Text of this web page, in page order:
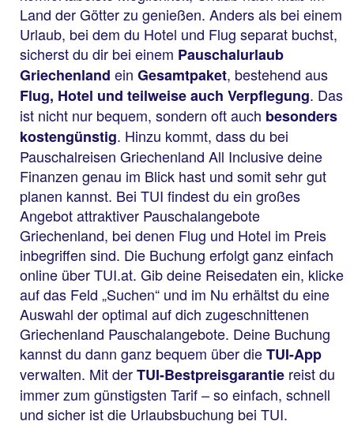
Land der Götter zu genießen. Anders als bei einem
Urlaub, bei dem du Hotel und Flug separat buchst,
sicherst du dir bei einem Pauschalurlaub
Griechenland ein Gesamtpaket, bestehend aus
Flug, Hotel und teilweise auch Verpflegung. Das
ist nicht nur bequem, sondern oft auch besonders
kostengünstig. Hinzu kommt, dass du bei
Pauschalreisen Griechenland All Inclusive deine
Finanzen genau im Blick hast und somit sehr gut
planen kannst. Bei TUI findest du ein großes
Angebot attraktiver Pauschalangebote
Griechenland, bei denen Flug und Hotel im Preis
inbegriffen sind. Die Buchung erfolgt ganz einfach
online über TUI.at. Gib deine Reisedaten ein, klicke
auf das Feld „Suchen“ und im Nu erhältst du eine
Auswahl der optimal auf dich zugeschnittenen
Griechenland Pauschalangebote. Deine Buchung
kannst du dann ganz bequem über dieTUI-App
verwalten. Mit derTUI-Bestpreisgarantie reist du
immer zum günstigsten Tarif – so einfach, schnell
und sicher ist die Urlaubsbuchung bei TUI.